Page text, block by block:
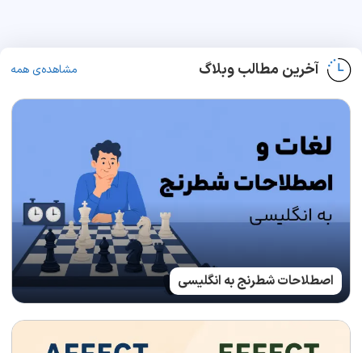
آخرین مطالب وبلاگ مشاهده‌ی همه
اصطلاحات شطرنج به انگلیسی